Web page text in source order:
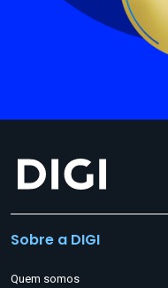
Sobre a DIGI
Quem somos